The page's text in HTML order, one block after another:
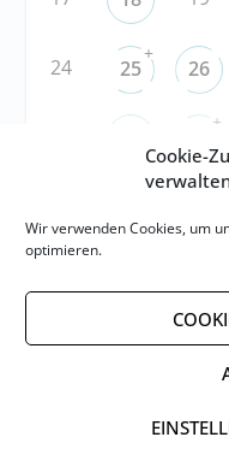
Cookie-
Wir verwenden Cookies, um
optimieren.
24 25
+
26
+
RSS
RSS-FEED abonnieren